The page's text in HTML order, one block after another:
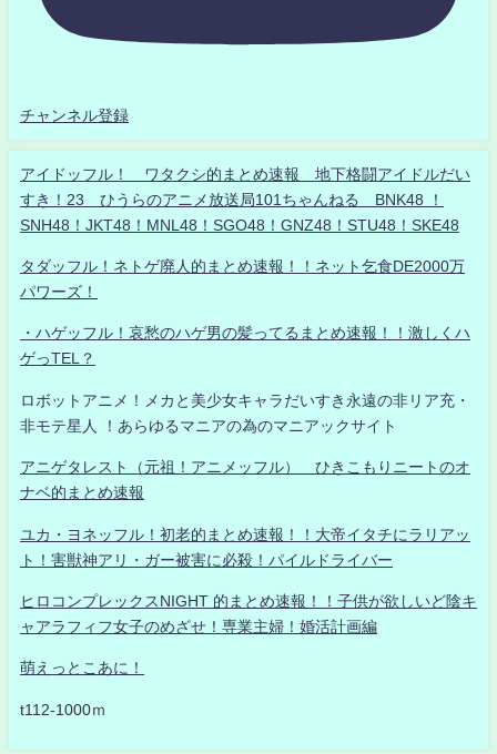
チャンネル登録
アイドッフル！ ワタクシ的まとめ速報 地下格闘アイドルだい
すき！23 ひうらのアニメ放送局101ちゃんねる BNK48 ！
SNH48！JKT48！MNL48！SGO48！GNZ48！STU48！SKE48
タダッフル！ネトゲ廃人的まとめ速報！！ネット乞食DE2000万
パワーズ！
・ハゲッフル！哀愁のハゲ男の髪ってるまとめ速報！！激しくハ
ゲっTEL？
ロボットアニメ！メカと美少女キャラだいすき永遠の非リア充・
非モテ星人 ！あらゆるマニアの為のマニアックサイト
アニゲタレスト（元祖！アニメッフル） ひきこもりニートのオ
ナベ的まとめ速報
ユカ・ヨネッフル！初老的まとめ速報！！大帝イタチにラリアッ
ト！害獣神アリ・ガー被害に必殺！パイルドライバー
ヒロコンプレックスNIGHT 的まとめ速報！！子供が欲しいど陰キ
ャアラフィフ女子のめざせ！専業主婦！婚活計画編
萌えっとこあに！
t112-1000ｍ